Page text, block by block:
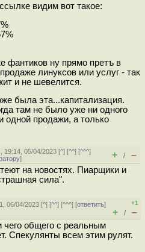
видим вот такое:
фантиков ну прямо претъ в
линуксов или услуг - так
и не шевелится.
была эта...капитализация.
там не было уже ни одного
одной продажи, а только
19:14, 05/04/2023 [^] [^^] [^^^]
] + / –
на новостях. Пиарщики и
сила".
06/04/2023 [^] [^^] [^^^] [ответить]
+1
+ / –
чего общего с реальным
Спекулянты всем этим рулят.